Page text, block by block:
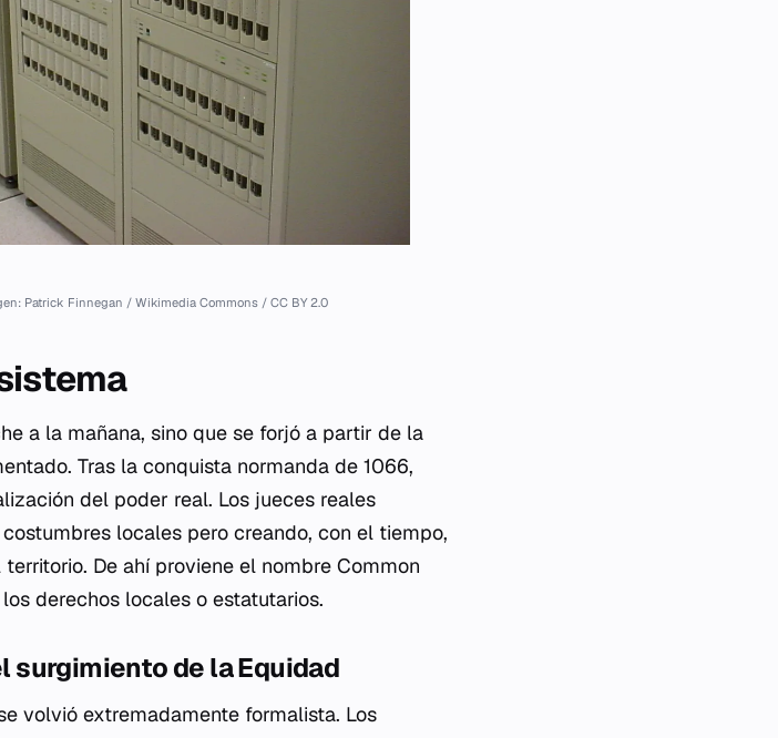
Patrick Finnegan / Wikimedia Commons / CC BY 2.0
a la mañana, sino que se forjó a partir de la
Tras la conquista normanda de 1066,
del poder real. Los jueces reales
locales pero creando, con el tiempo,
De ahí proviene el nombre Common
derechos locales o estatutarios.
surgimiento de la Equidad
volvió extremadamente formalista. Los